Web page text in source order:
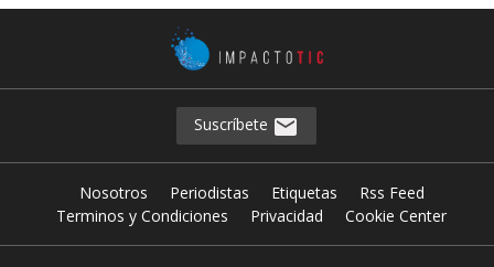
Suscríbete
Nosotros Periodistas Etiquetas
Rss Feed
Terminos y Condiciones
Privacidad Cookie Center